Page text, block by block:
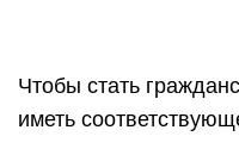
Чтобы стать
иметь